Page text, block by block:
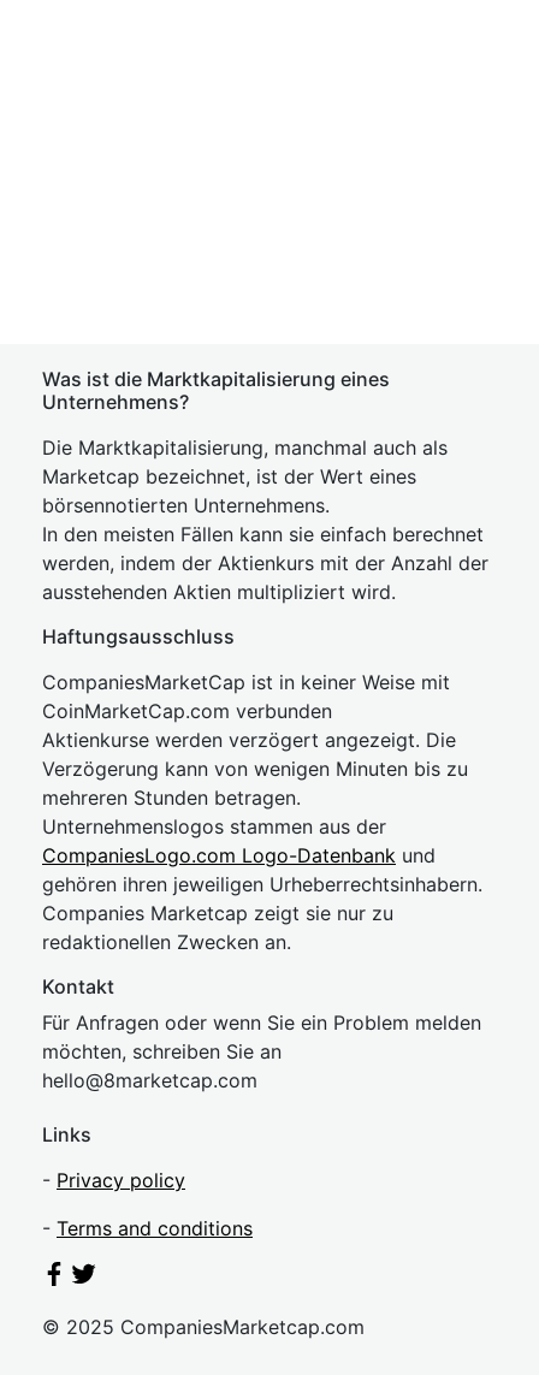
Was ist die Marktkapitalisierung eines
Unternehmens?
Die Marktkapitalisierung, manchmal auch als
Marketcap bezeichnet, ist der Wert eines
börsennotierten Unternehmens.
In den meisten Fällen kann sie einfach berechnet
werden, indem der Aktienkurs mit der Anzahl der
ausstehenden Aktien multipliziert wird.
Haftungsausschluss
CompaniesMarketCap ist in keiner Weise mit
CoinMarketCap.com verbunden
Aktienkurse werden verzögert angezeigt. Die
Verzögerung kann von wenigen Minuten bis zu
mehreren Stunden betragen.
Unternehmenslogos stammen aus der
CompaniesLogo.com Logo-Datenbank und
gehören ihren jeweiligen Urheberrechtsinhabern.
Companies Marketcap zeigt sie nur zu
redaktionellen Zwecken an.
Kontakt
Für Anfragen oder wenn Sie ein Problem melden
möchten, schreiben Sie an
hello@8marketcap.com
Links
- Privacy policy
- Terms and conditions
© 2025 CompaniesMarketcap.com